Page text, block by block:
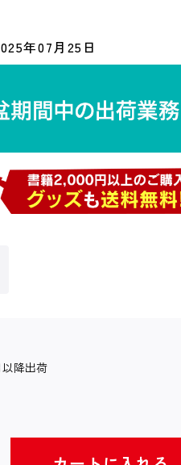
年07月25日
降出荷